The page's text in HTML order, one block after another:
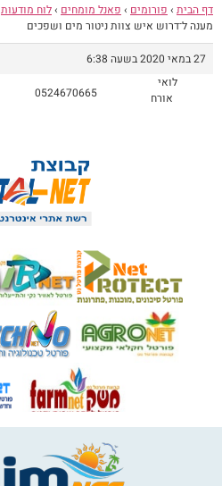
דף הבית › פורומים › פאנל מומחים ›לוח מודעות
מענה ל־דרוש איש צוות ניטור מים ושפכים
27 במאי 2020 בשעה 6:38
לואי
אורח
0524670665